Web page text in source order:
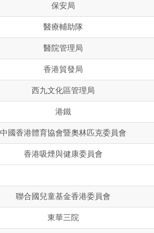
保安局
醫療輔助隊
醫院管理局
香港貿發局
西九文化區管理局
港鐵
中國香港體育協會暨奧林匹克委員會
香港吸煙與健康委員會
聯合國兒童基金香港委員會
東華三院